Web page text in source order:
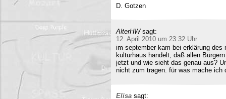
D. Gotzen
AlterHW sagt:
12. April 2010 um 23:32 Uhr
im september kam bei erklärung
kulturhaus handelt, daß allen
jetzt und wie sieht das genau aus?
nicht zum tragen. für was mache ich
Elisa sagt: